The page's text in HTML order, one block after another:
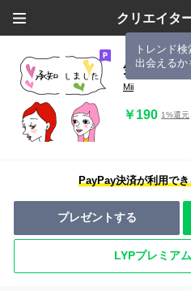
クリエイタ
トレンド
出会えるか
気持ち伝え
Mii
￥190 1%還元
PayPay決済が利用で
プレゼントする
LYPプレミア